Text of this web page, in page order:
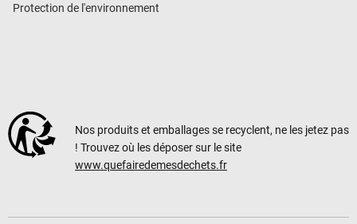
Protection de l'environnement
Nos produits et emballages se recyclent, ne les jetez pas
! Trouvez où les déposer sur le site
www.quefairedemesdechets.fr